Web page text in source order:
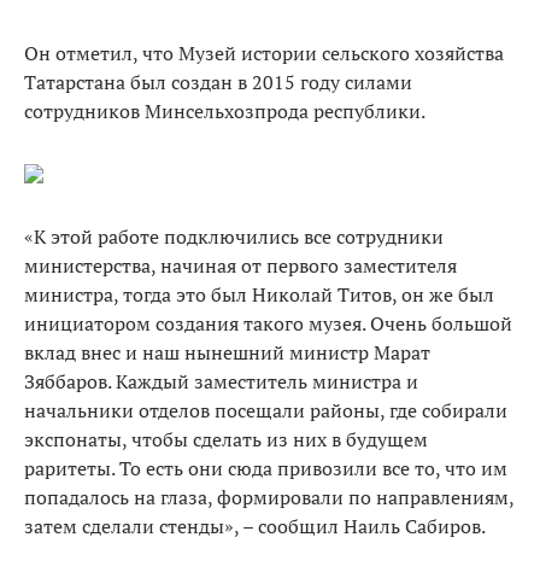
Он отметил, что Музей истории сельского хозяйства
Татарстана был создан в 2015 году силами
сотрудников Минсельхозпрода республики.
«К этой работе подключились все сотрудники
министерства, начиная от первого заместителя
министра, тогда это был Николай Титов, он же был
инициатором создания такого музея. Очень большой
вклад внес и наш нынешний министр Марат
Зяббаров. Каждый заместитель министра и
начальники отделов посещали районы, где собирали
экспонаты, чтобы сделать из них в будущем
раритеты. То есть они сюда привозили все то, что им
попадалось на глаза, формировали по направлениям,
затем сделали стенды», – сообщил Наиль Сабиров.